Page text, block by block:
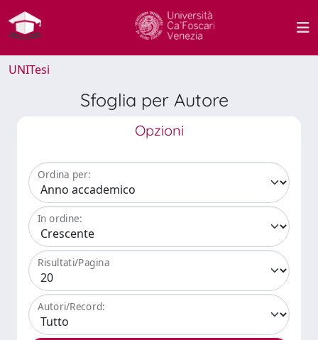
UNITesi
Sfoglia per Autore
Opzioni
Ordina per:
In ordine:
Risultati/Pagina
Autori/Record: